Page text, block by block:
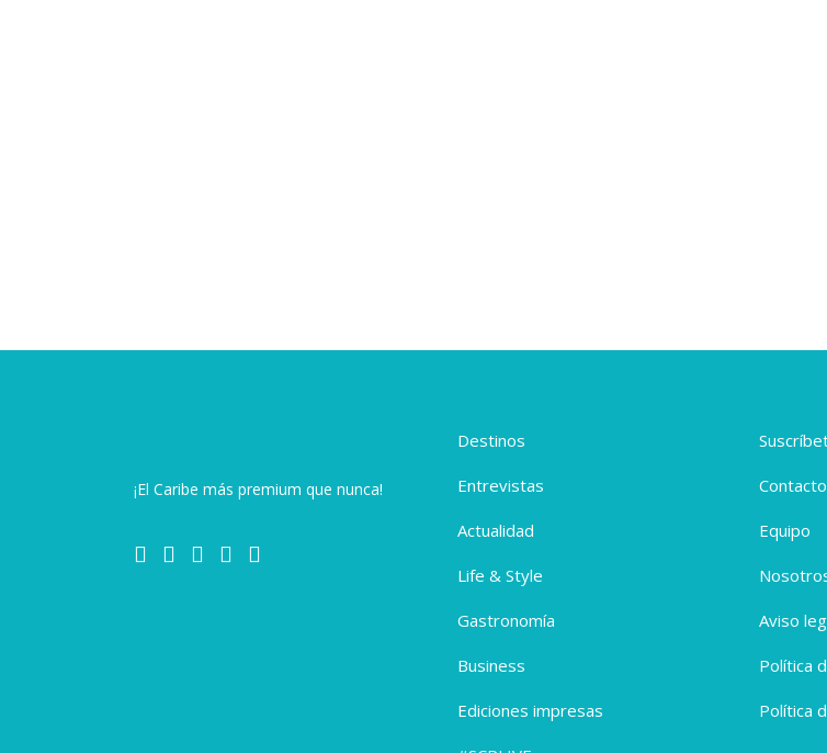
¡El Caribe más premium que nunca!
Destinos
Entrevistas
Actualidad
Life & Style
Gastronomía
Business
Ediciones impresas
Contacto
Equipo
Aviso
Política
Política